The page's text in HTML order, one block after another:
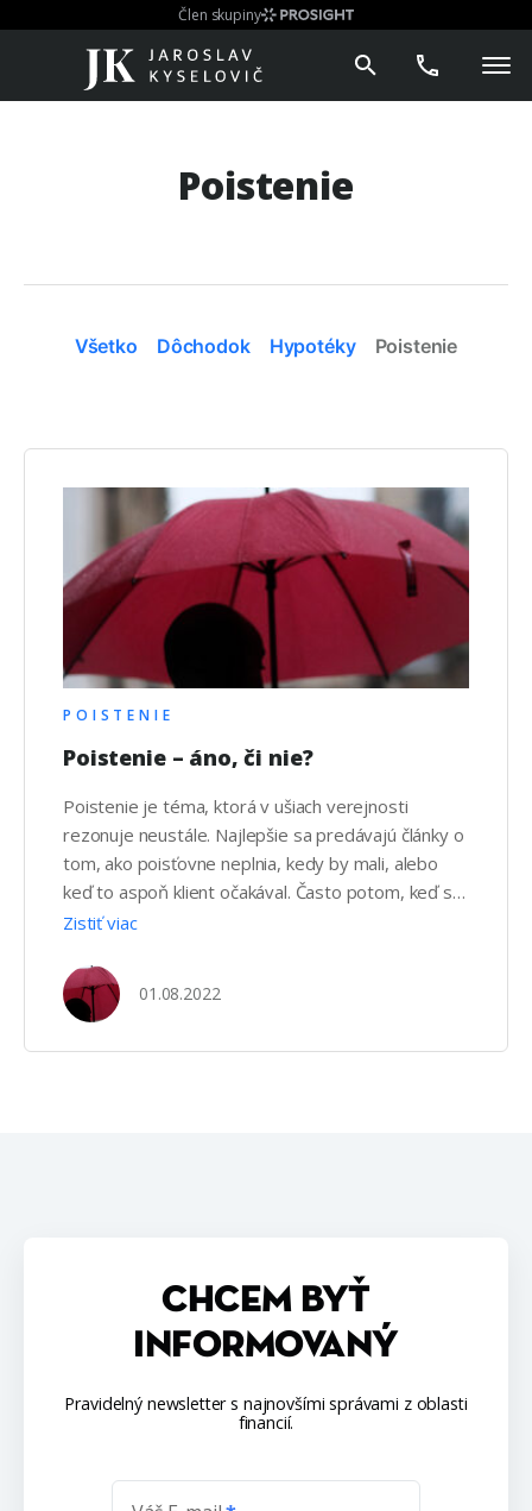
Člen skupiny
Poistenie
Všetko Dôchodok Hypotéky Poistenie
POISTENIE
Poistenie – áno, či nie?
Poistenie je téma, ktorá v ušiach verejnosti
rezonuje neustále. Najlepšie sa predávajú články o
tom, ako poisťovne neplnia, kedy by mali, alebo
keď to aspoň klient očakával. Často potom, keď sa
na konkrétny prípad pozriete viac do hĺbky, zistíte,
že tú chybu nájdete medzi stoličkou …
Zistiť viac
01.08.2022
CHCEM BYŤ
INFORMOVANÝ
Pravidelný newsletter s najnovšími správami z oblasti
financií.